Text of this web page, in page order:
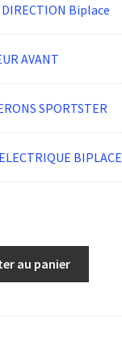
Biplace
AVANT
SPORTSTER
BIPLACE
au panier